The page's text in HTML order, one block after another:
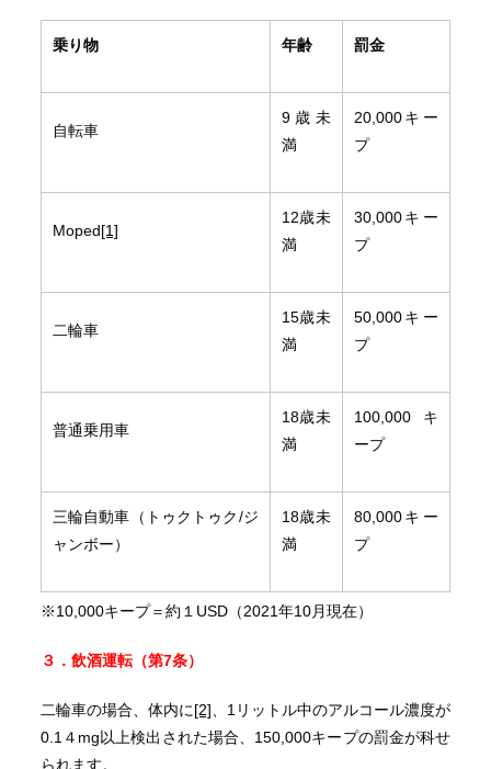
乗り物 年齢 罰金
自転車
9歳未
満
20,000キー
プ
Moped[1]
12歳未
満
30,000キー
プ
二輪車
15歳未
満
50,000キー
プ
普通乗用車
18歳未
満
100,000キ
ープ
三輪自動車（トゥクトゥク/ジ
ャンボー）
18歳未
満
80,000キー
プ
※10,000キープ＝約１USD（2021年10月現在）
３．飲酒運転（第7条）
二輪車の場合、体内に[2] 、1リットル中のアルコール濃度が
0.1４mg以上検出された場合、150,000キープの罰金が科せ
られます。